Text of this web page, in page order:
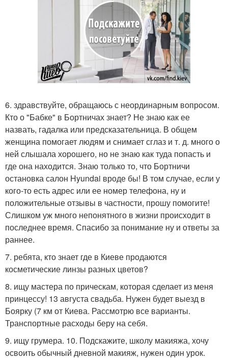
6. здравствуйте, обращаюсь с неординарным вопросом.
Кто о "Бабке" в Бортничах знает? Не знаю как ее
назвать, гадалка или предсказательница. В общем
женщина помогает людям и снимает сглаз и т. д. много о
ней слышала хорошего, но не знаю как туда попасть и
где она находится. Знаю только то, что Бортничи
остановка салон Hyundai вроде бы! В том случае, если у
кого-то есть адрес или ее номер телефона, ну и
положительные отзывы в частности, прошу помогите!
Слишком уж много непонятного в жизни происходит в
последнее время. Спасибо за понимание ну и ответы за
раннее.
7. ребята, кто знает где в Киеве продаются
косметические линзы разных цветов?
8. ищу мастера по прическам, которая сделает из меня
принцессу! 13 августа свадьба. Нужен будет выезд в
Боярку (7 км от Киева. Рассмотрю все варианты.
Транспортные расходы беру на себя.
9. ищу грумера. 10. Подскажите, школу макияжа, хочу
освоить обычный дневной макияж, нужен один урок.